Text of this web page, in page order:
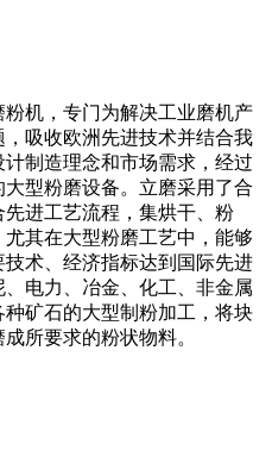
机，专门为解决工业磨机产
吸收欧洲先进技术并结合我
制造理念和市场需求，经过
型粉磨设备。立磨采用了合
进工艺流程，集烘干、粉
其在大型粉磨工艺中，能够
术、经济指标达到国际先进
电力、冶金、化工、非金属
矿石的大型制粉加工，将块
所要求的粉状物料。